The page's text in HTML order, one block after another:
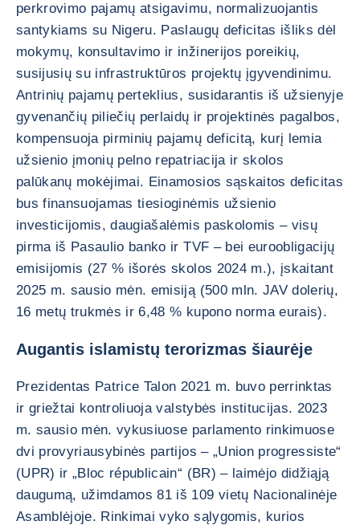
perkrovimo pajamų atsigavimu, normalizuojantis
santykiams su Nigeru. Paslaugų deficitas išliks dėl
mokymų, konsultavimo ir inžinerijos poreikių,
susijusių su infrastruktūros projektų įgyvendinimu.
Antrinių pajamų perteklius, susidarantis iš užsienyje
gyvenančių piliečių perlaidų ir projektinės pagalbos,
kompensuoja pirminių pajamų deficitą, kurį lemia
užsienio įmonių pelno repatriacija ir skolos
palūkanų mokėjimai. Einamosios sąskaitos deficitas
bus finansuojamas tiesioginėmis užsienio
investicijomis, daugiašalėmis paskolomis – visų
pirma iš Pasaulio banko ir TVF – bei euroobligacijų
emisijomis (27 % išorės skolos 2024 m.), įskaitant
2025 m. sausio mėn. emisiją (500 mln. JAV dolerių,
16 metų trukmės ir 6,48 % kupono norma eurais).
Augantis islamistų terorizmas šiaurėje
Prezidentas Patrice Talon 2021 m. buvo perrinktas
ir griežtai kontroliuoja valstybės institucijas. 2023
m. sausio mėn. vykusiuose parlamento rinkimuose
dvi provyriausybinės partijos – „Union progressiste“
(UPR) ir „Bloc républicain“ (BR) – laimėjo didžiąją
daugumą, užimdamos 81 iš 109 vietų Nacionalinėje
Asamblėjoje. Rinkimai vyko sąlygomis, kurios